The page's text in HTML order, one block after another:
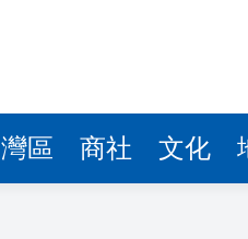
灣區 商社 文化